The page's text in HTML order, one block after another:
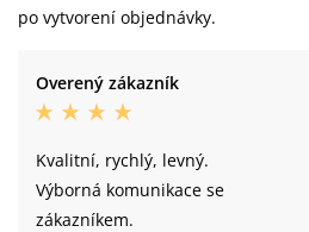
po vytvorení objednávky.
Overený zákazník
Kvalitní, rychlý, levný.
Výborná komunikace se
zákazníkem.